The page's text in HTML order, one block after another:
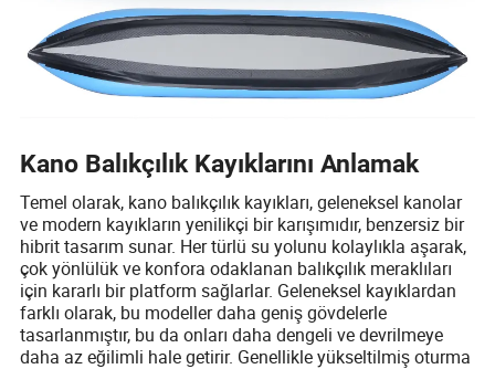
Kano Balıkçılık Kayıklarını Anlamak
Temel olarak, kano balıkçılık kayıkları, geleneksel kanolar
ve modern kayıkların yenilikçi bir karışımıdır, benzersiz bir
hibrit tasarım sunar. Her türlü su yolunu kolaylıkla aşarak,
çok yönlülük ve konfora odaklanan balıkçılık meraklıları
için kararlı bir platform sağlarlar. Geleneksel kayıklardan
farklı olarak, bu modeller daha geniş gövdelerle
tasarlanmıştır, bu da onları daha dengeli ve devrilmeye
daha az eğilimli hale getirir. Genellikle yükseltilmiş oturma